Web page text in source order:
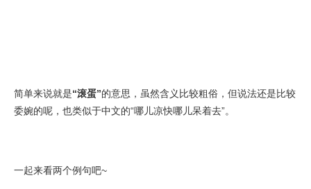
简单来说就是“滚蛋”的意思，虽然含义比较粗俗，但说法还是比较
委婉的呢，也类似于中文的“哪儿凉快哪儿呆着去”。
一起来看两个例句吧~